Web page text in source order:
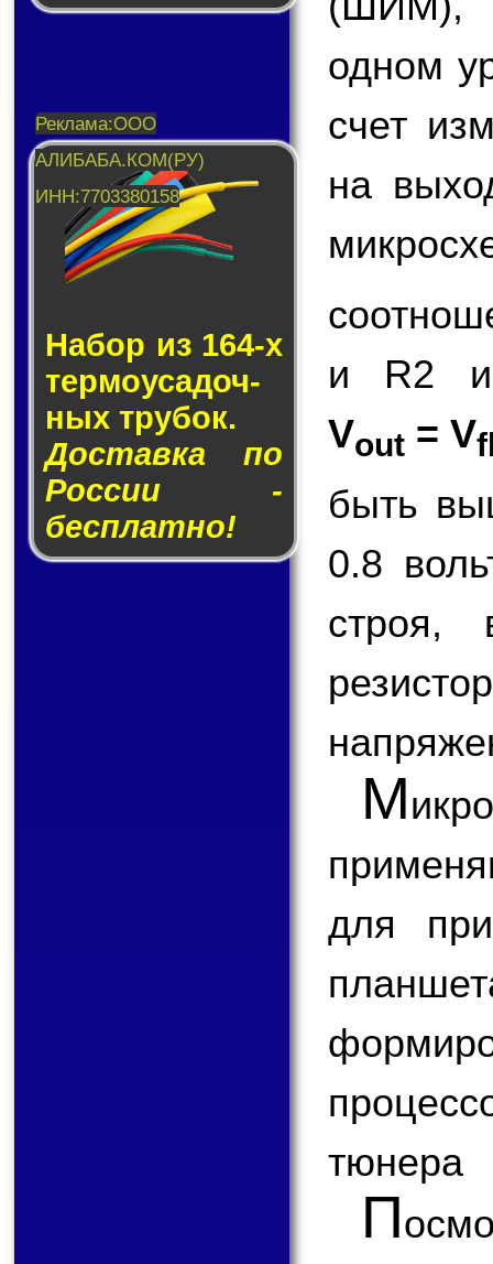
Набор из 164-х
тер­мо­у­са­доч­
ных тру­бок.
Доставка по
России -
бесплатно!
одном
счет
на
и R2 и
Vout = V
быть
0.8
строя,
М
для
тюнера
П